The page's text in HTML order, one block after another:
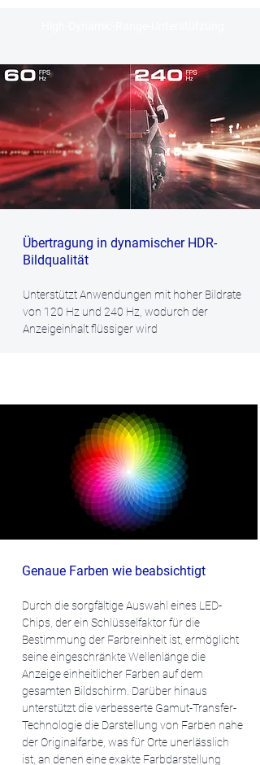
Übertragung in dynamischer HDR-
Bildqualität
Unterstützt Anwendungen mit hoher Bildrate
von 120 Hz und 240 Hz, wodurch der
Anzeigeinhalt flüssiger wird
Genaue Farben wie beabsichtigt
Durch die sorgfältige Auswahl eines LED-
Chips, der ein Schlüsselfaktor für die
Bestimmung der Farbreinheit ist, ermöglicht
seine eingeschränkte Wellenlänge die
Anzeige einheitlicher Farben auf dem
gesamten Bildschirm. Darüber hinaus
unterstützt die verbesserte Gamut-Transfer-
Technologie die Darstellung von Farben nahe
der Originalfarbe, was für Orte unerlässlich
ist, an denen eine exakte Farbdarstellung